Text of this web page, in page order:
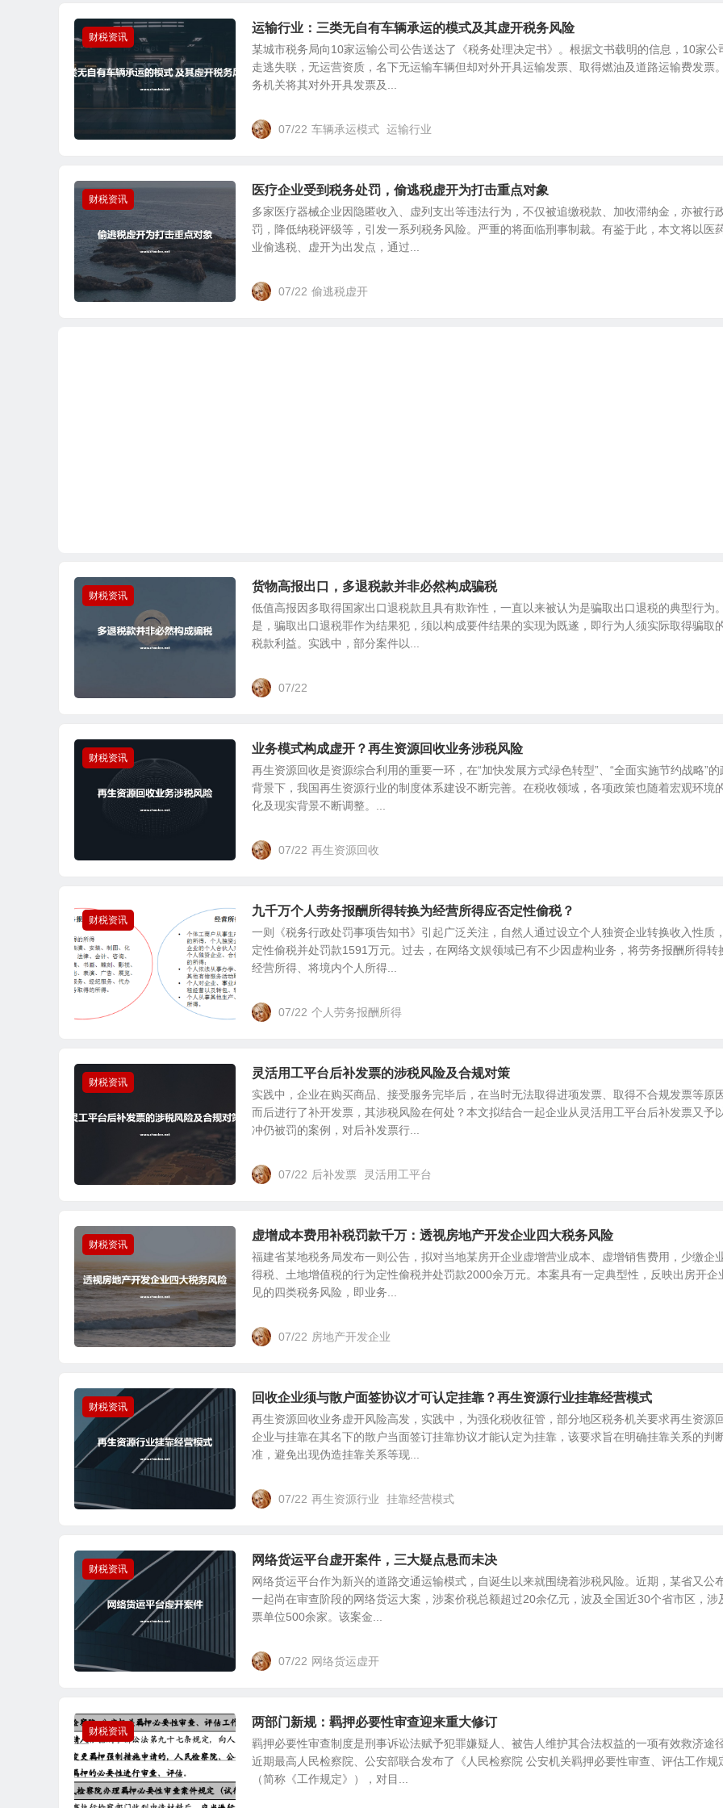
财税资讯
运输行业：三类无自有车辆承运的模式及其虚开税务风险
某城市税务局向10家运输公司公告送达了《税务处理决定书》。根据文书载明的信息，10家公
走逃失联，无运营资质，名下无运输车辆但却对外开具运输发票、取得燃油及道路运输费发票
务机关将其对外开具发票及...
07/22 车辆承运模式 运输行业
财税资讯
医疗企业受到税务处罚，偷逃税虚开为打击重点对象
多家医疗器械企业因隐匿收入、虚列支出等违法行为，不仅被追缴税款、加收滞纳金，亦被行
罚，降低纳税评级等，引发一系列税务风险。严重的将面临刑事制裁。有鉴于此，本文将以医
业偷逃税、虚开为出发点，通过...
07/22 偷逃税虚开
财税资讯
货物高报出口，多退税款并非必然构成骗税
低值高报因多取得国家出口退税款且具有欺诈性，一直以来被认为是骗取出口退税的典型行为
是，骗取出口退税罪作为结果犯，须以构成要件结果的实现为既遂，即行为人须实际取得骗取
税款利益。实践中，部分案件以...
07/22
财税资讯
业务模式构成虚开？再生资源回收业务涉税风险
再生资源回收是资源综合利用的重要一环，在“加快发展方式绿色转型”、“全面实施节约战略”的
背景下，我国再生资源行业的制度体系建设不断完善。在税收领域，各项政策也随着宏观环境
化及现实背景不断调整。...
07/22 再生资源回收
财税资讯
九千万个人劳务报酬所得转换为经营所得应否定性偷税？
一则《税务行政处罚事项告知书》引起广泛关注，自然人通过设立个人独资企业转换收入性质
定性偷税并处罚款1591万元。过去，在网络文娱领域已有不少因虚构业务，将劳务报酬所得转
经营所得、将境内个人所得...
07/22 个人劳务报酬所得
财税资讯
灵活用工平台后补发票的涉税风险及合规对策
实践中，企业在购买商品、接受服务完毕后，在当时无法取得进项发票、取得不合规发票等原
而后进行了补开发票，其涉税风险在何处？本文拟结合一起企业从灵活用工平台后补发票又予
冲仍被罚的案例，对后补发票行...
07/22 后补发票 灵活用工平台
财税资讯
虚增成本费用补税罚款千万：透视房地产开发企业四大税务风险
福建省某地税务局发布一则公告，拟对当地某房开企业虚增营业成本、虚增销售费用，少缴企
得税、土地增值税的行为定性偷税并处罚款2000余万元。本案具有一定典型性，反映出房开企
见的四类税务风险，即业务...
07/22 房地产开发企业
财税资讯
回收企业须与散户面签协议才可认定挂靠？再生资源行业挂靠经营模式
再生资源回收业务虚开风险高发，实践中，为强化税收征管，部分地区税务机关要求再生资源
企业与挂靠在其名下的散户当面签订挂靠协议才能认定为挂靠，该要求旨在明确挂靠关系的判
准，避免出现伪造挂靠关系等现...
07/22 再生资源行业 挂靠经营模式
财税资讯
网络货运平台虚开案件，三大疑点悬而未决
网络货运平台作为新兴的道路交通运输模式，自诞生以来就围绕着涉税风险。近期，某省又公
一起尚在审查阶段的网络货运大案，涉案价税总额超过20余亿元，波及全国近30个省市区，涉
票单位500余家。该案金...
07/22 网络货运虚开
财税资讯
两部门新规：羁押必要性审查迎来重大修订
羁押必要性审查制度是刑事诉讼法赋予犯罪嫌疑人、被告人维护其合法权益的一项有效救济途径
近期最高人民检察院、公安部联合发布了《人民检察院 公安机关羁押必要性审查、评估工作规
（简称《工作规定》），对目...